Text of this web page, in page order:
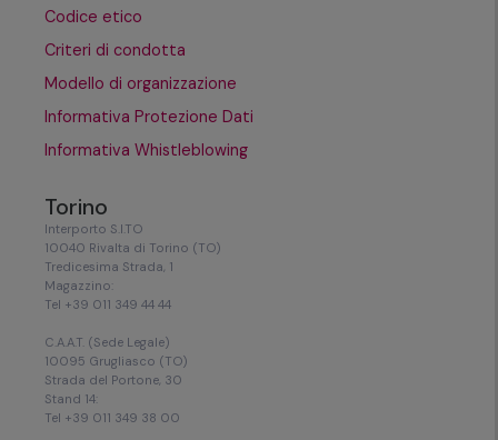
Codice etico
Criteri di condotta
Modello di organizzazione
Informativa Protezione Dati
Informativa Whistleblowing
Torino
Interporto S.I.TO
10040 Rivalta di Torino (TO)
Tredicesima Strada, 1
Magazzino:
Tel +39 011 349 44 44
C.A.A.T. (Sede Legale)
10095 Grugliasco (TO)
Strada del Portone, 30
Stand 14:
Tel +39 011 349 38 00